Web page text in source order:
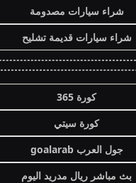
شراء سيارات مصدومة
شراء سيارات قديمة تشليح
كورة 365
كورة سيتي
جول العرب goalarab
بث مباشر ريال مدريد اليوم